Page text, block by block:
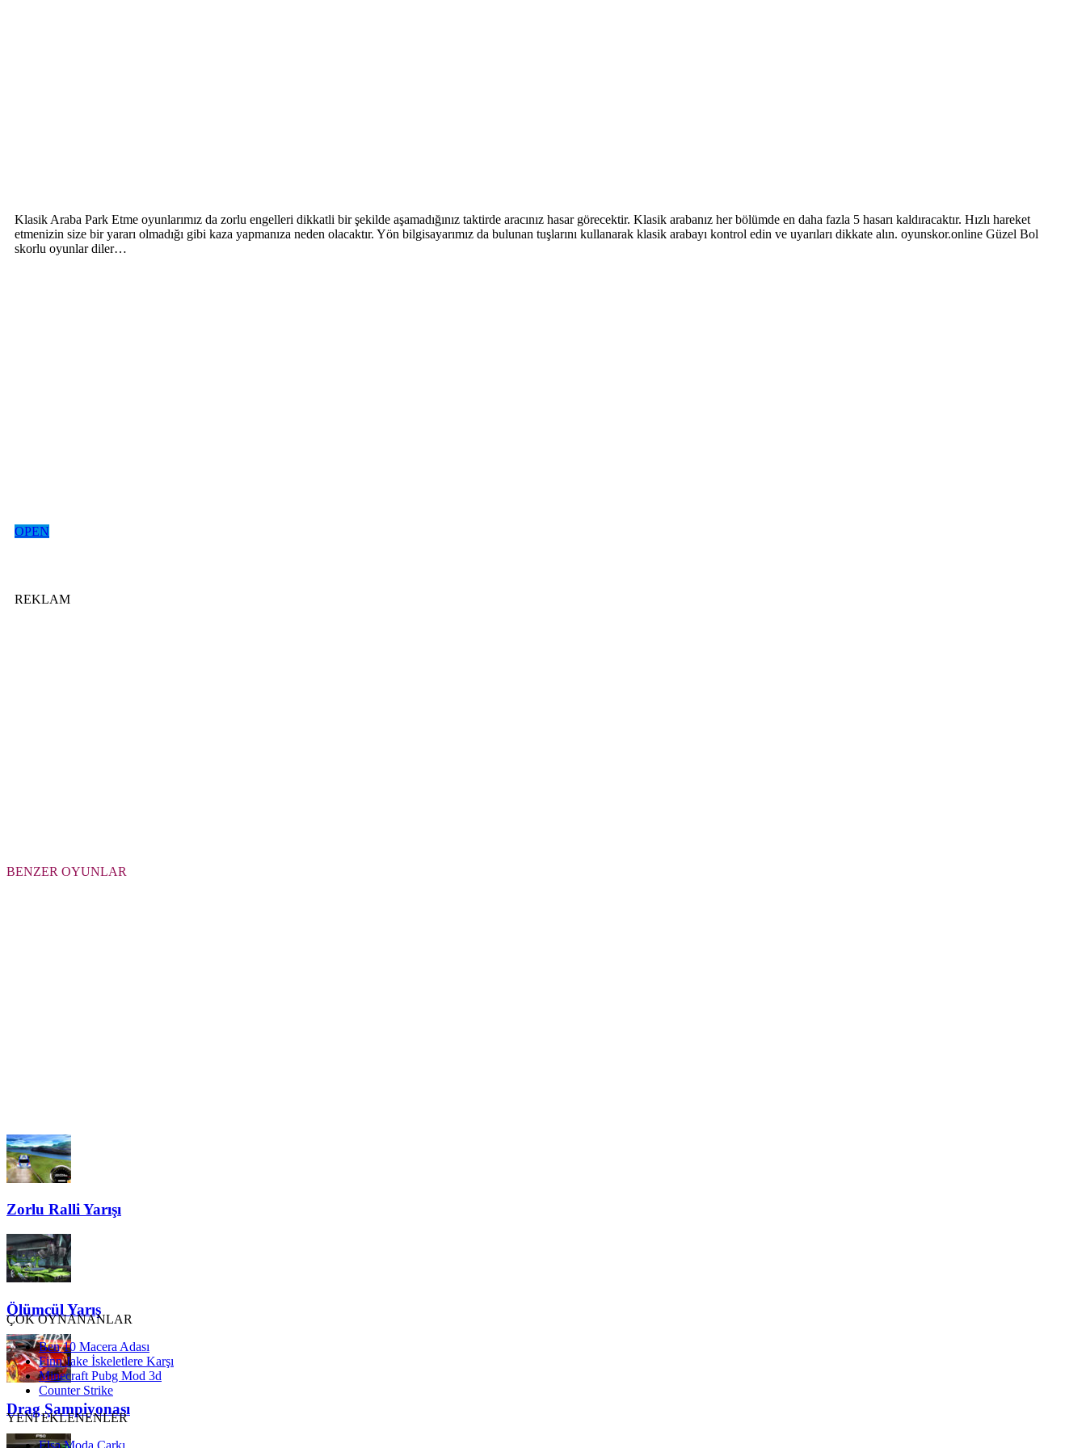
Klasik Araba Park Etme oyunlarımız da zorlu engelleri dikkatli bir şekilde aşamadığınız taktirde aracınız hasar görecektir. Klasik arabanız her bölümde en daha fazla 5 hasarı kaldıracaktır. Hızlı hareket
etmenizin size bir yararı olmadığı gibi kaza yapmanıza neden olacaktır. Yön bilgisayarımız da bulunan tuşlarını kullanarak klasik arabayı kontrol edin ve uyarıları dikkate alın. oyunskor.online Güzel Bol
skorlu oyunlar diler…
OPEN
REKLAM
BENZER OYUNLAR
Zorlu Ralli Yarışı
Ölümcül Yarış
Drag Şampiyonası
ÇOK OYNANANLAR
Ben 10 Macera Adası
Finn Jake İskeletlere Karşı
Minecraft Pubg Mod 3d
Counter Strike
YENİ EKLENENLER
Elsa Moda Çarkı